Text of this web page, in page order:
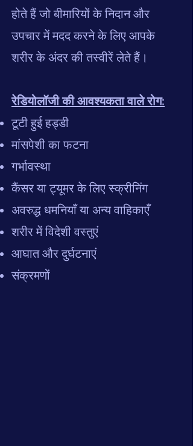
होते हैं जो बीमारियों के निदान और
उपचार में मदद करने के लिए आपके
शरीर के अंदर की तस्वीरें लेते हैं।
रेडियोलॉजी की आवश्यकता वाले रोग:
टूटी हुई हड्डी
मांसपेशी का फटना
गर्भावस्था
कैंसर या ट्यूमर के लिए स्क्रीनिंग
अवरुद्ध धमनियाँ या अन्य वाहिकाएँ
शरीर में विदेशी वस्तुएं
आघात और दुर्घटनाएं
संक्रमणों